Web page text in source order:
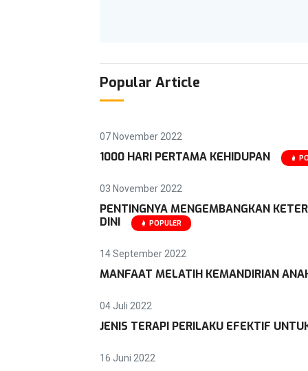
Popular Article
07 November 2022
1000 HARI PERTAMA KEHIDUPAN
03 November 2022
PENTINGNYA MENGEMBANGKAN
DINI
POPULER
14 September 2022
MANFAAT MELATIH KEMANDIRIAN
04 Juli 2022
JENIS TERAPI PERILAKU EFEKTIF
16 Juni 2022